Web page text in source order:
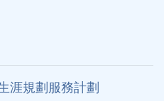
涯規劃服務計劃